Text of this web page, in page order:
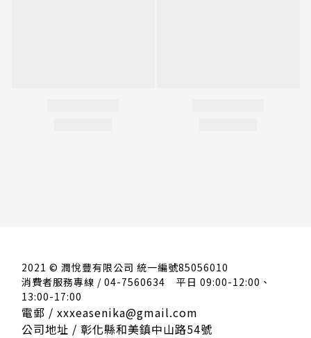
2021 © 潤悅豐有限公司 統一編號85056010
消費者服務專線 / 04-7560634 平日 09:00-12:00、
13:00-17:00
電郵 / xxxeasenika@gmail.com
公司地址 / 彰化縣和美鎮中山路54號